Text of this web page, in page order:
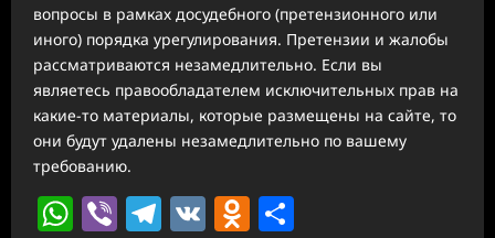
вопросы в рамках досудебного (претензионного или
иного) порядка урегулирования. Претензии и жалобы
рассматриваются незамедлительно. Если вы
являетесь правообладателем исключительных прав на
какие-то материалы, которые размещены на сайте, то
они будут удалены незамедлительно по вашему
требованию.
WhatsApp
ViberTelegram
VK Odnoklassniki